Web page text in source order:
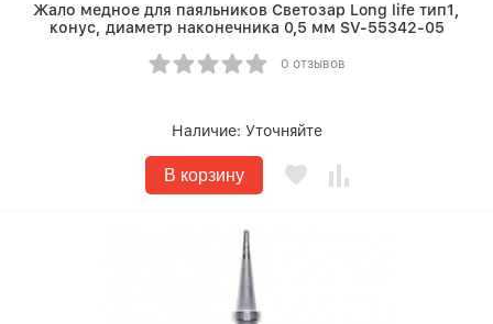
Жало медное для паяльников Светозар Long life тип1,
конус, диаметр наконечника 0,5 мм SV-55342-05
0 отзывов
Наличие: Уточняйте
В корзину